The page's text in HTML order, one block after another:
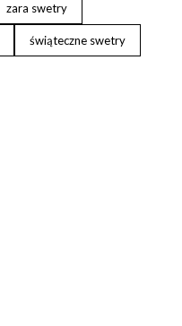
zara swetry
świąteczne swetry